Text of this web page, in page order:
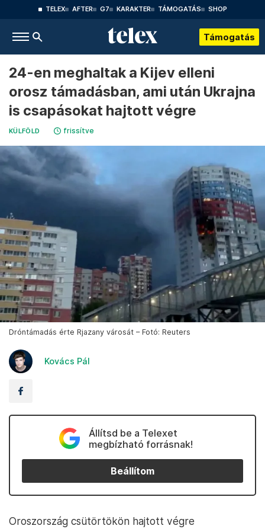
TELEX AFTER G7 KARAKTER TÁMOGATÁS SHOP
Támogatás
24-en meghaltak a Kijev elleni
orosz támadásban, ami után Ukrajna
is csapásokat hajtott végre
KÜLFÖLD frissítve
Dróntámadás érte Rjazany városát – Fotó: Reuters
Kovács Pál
Állítsd be a Telexet
megbízható forrásnak!
Beállítom
Oroszország csütörtökön hajtott végre